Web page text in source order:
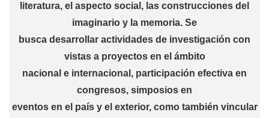
literatura, el aspecto social, las construcciones del
imaginario y la memoria. Se
busca desarrollar actividades de investigación con
vistas a proyectos en el ámbito
nacional e internacional, participación efectiva en
congresos, simposios en
eventos en el país y el exterior, como también vincular